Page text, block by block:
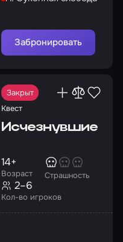
Забронировать
Закрыт
Квест
Исчезнувшие
Возраст
14+
Страшность
Кол-во игроков
2–6